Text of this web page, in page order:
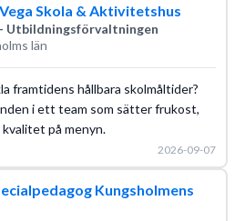
Skola & Aktivitetshus
Utbildningsförvaltningen
län
framtidens hållbara skolmåltider?
i ett team som sätter frukost,
kvalitet på menyn.
2026-09-07
Kungsholmens